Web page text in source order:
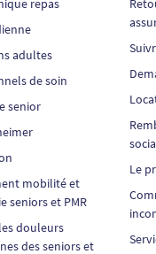
repas
adultes
de soin
senior
mobilité et
seniors et PMR
douleurs
des seniors et
Le